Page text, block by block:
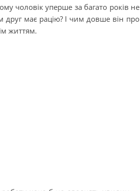
чоловік уперше за багато років не
має рацію? І чим довше він про
життям.